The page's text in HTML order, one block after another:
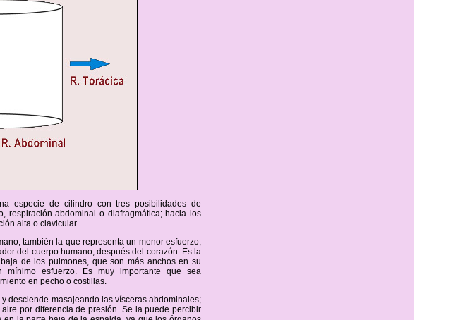
especie de cilindro con tres posibilidades de
respiración abdominal o diafragmática; hacia los
alta o clavicular.
también la que representa un menor esfuerzo,
del cuerpo humano, después del corazón. Es la
de los pulmones, que son más anchos en su
esfuerzo. Es muy importante que sea
en pecho o costillas.
desciende masajeando las vísceras abdominales;
por diferencia de presión. Se la puede percibir